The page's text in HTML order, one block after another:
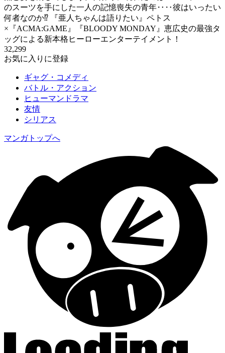
のスーツを手にした一人の記憶喪失の青年‥‥彼はいったい
何者なのか⁉ 『亜人ちゃんは語りたい』ペトス
×『ACMA:GAME』『BLOODY MONDAY』恵広史の最強タ
ッグによる新本格ヒーローエンターテイメント！
32,299
お気に入りに登録
ギャグ・コメディ
バトル・アクション
ヒューマンドラマ
友情
シリアス
マンガトップへ